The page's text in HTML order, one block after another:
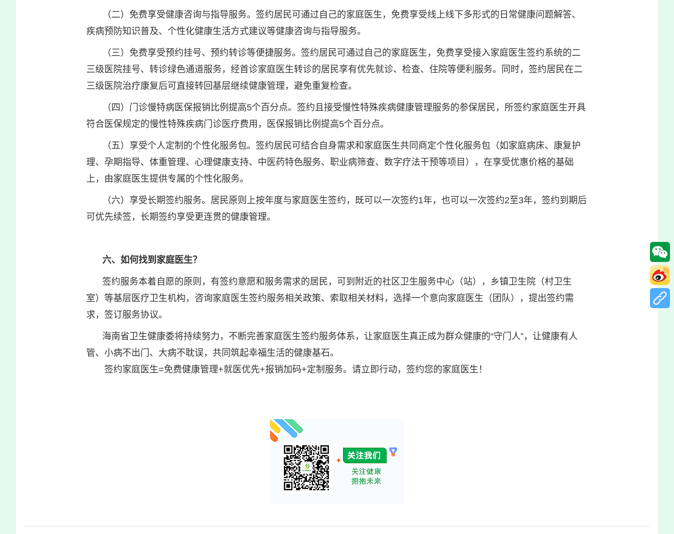
（二）免费享受健康咨询与指导服务。签约居民可通过自己的家庭医生，免费享受线上线下多形式的日常健康问题解答、
疾病预防知识普及、个性化健康生活方式建议等健康咨询与指导服务。
（三）免费享受预约挂号、预约转诊等便捷服务。签约居民可通过自己的家庭医生，免费享受接入家庭医生签约系统的二
三级医院挂号、转诊绿色通道服务，经首诊家庭医生转诊的居民享有优先就诊、检查、住院等便利服务。同时，签约居民在二
三级医院治疗康复后可直接转回基层继续健康管理，避免重复检查。
（四）门诊慢特病医保报销比例提高5个百分点。签约且接受慢性特殊疾病健康管理服务的参保居民，所签约家庭医生开具
符合医保规定的慢性特殊疾病门诊医疗费用，医保报销比例提高5个百分点。
（五）享受个人定制的个性化服务包。签约居民可结合自身需求和家庭医生共同商定个性化服务包（如家庭病床、康复护
理、孕期指导、体重管理、心理健康支持、中医药特色服务、职业病筛查、数字疗法干预等项目），在享受优惠价格的基础
上，由家庭医生提供专属的个性化服务。
（六）享受长期签约服务。居民原则上按年度与家庭医生签约，既可以一次签约1年，也可以一次签约2至3年，签约到期后
可优先续签，长期签约享受更连贯的健康管理。
六、如何找到家庭医生？
签约服务本着自愿的原则，有签约意愿和服务需求的居民，可到附近的社区卫生服务中心（站），乡镇卫生院（村卫生
室）等基层医疗卫生机构，咨询家庭医生签约服务相关政策、索取相关材料，选择一个意向家庭医生（团队），提出签约需
求，签订服务协议。
海南省卫生健康委将持续努力，不断完善家庭医生签约服务体系，让家庭医生真正成为群众健康的“守门人”，让健康有人
管、小病不出门、大病不耽误，共同筑起幸福生活的健康基石。
签约家庭医生=免费健康管理+就医优先+报销加码+定制服务。请立即行动，签约您的家庭医生！